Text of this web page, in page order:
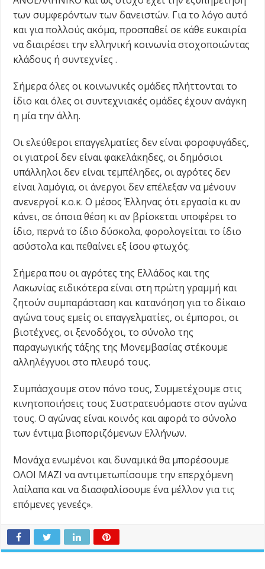
των συμφερόντων των δανειστών. Για το λόγο αυτό
και για πολλούς ακόμα, προσπαθεί σε κάθε ευκαιρία
να διαιρέσει την ελληνική κοινωνία στοχοποιώντας
κλάδους ή συντεχνίες .
Σήμερα όλες οι κοινωνικές ομάδες πλήττονται το
ίδιο και όλες οι συντεχνιακές ομάδες έχουν ανάγκη
η μία την άλλη.
Οι ελεύθεροι επαγγελματίες δεν είναι φοροφυγάδες,
οι γιατροί δεν είναι φακελάκηδες, οι δημόσιοι
υπάλληλοι δεν είναι τεμπέληδες, οι αγρότες δεν
είναι λαμόγια, οι άνεργοι δεν επέλεξαν να μένουν
ανενεργοί κ.ο.κ. Ο μέσος Έλληνας ότι εργασία κι αν
κάνει, σε όποια θέση κι αν βρίσκεται υποφέρει το
ίδιο, περνά το ίδιο δύσκολα, φορολογείται το ίδιο
ασύστολα και πεθαίνει εξ ίσου φτωχός.
Σήμερα που οι αγρότες της Ελλάδος και της
Λακωνίας ειδικότερα είναι στη πρώτη γραμμή και
ζητούν συμπαράσταση και κατανόηση για το δίκαιο
αγώνα τους εμείς οι επαγγελματίες, οι έμποροι, οι
βιοτέχνες, οι ξενοδόχοι, το σύνολο της
παραγωγικής τάξης της Μονεμβασίας στέκουμε
αλληλέγγυοι στο πλευρό τους.
Συμπάσχουμε στον πόνο τους, Συμμετέχουμε στις
κινητοποιήσεις τους Συστρατευόμαστε στον αγώνα
τους. Ο αγώνας είναι κοινός και αφορά το σύνολο
των έντιμα βιοποριζόμενων Ελλήνων.
Μονάχα ενωμένοι και δυναμικά θα μπορέσουμε
ΟΛΟΙ ΜΑΖΙ να αντιμετωπίσουμε την επερχόμενη
λαίλαπα και να διασφαλίσουμε ένα μέλλον για τις
επόμενες γενεές».